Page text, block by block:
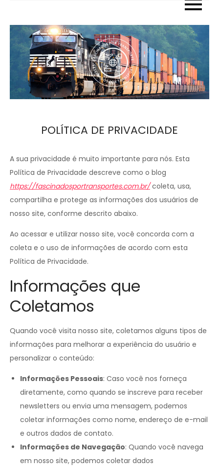
content
POLÍTICA DE PRIVACIDADE
A sua privacidade é muito importante para nós. Esta
Política de Privacidade descreve como o blog
https://fascinadosportransportes.com.br/coleta, usa,
compartilha e protege as informações dos usuários de
nosso site, conforme descrito abaixo.
Ao acessar e utilizar nosso site, você concorda com a
coleta e o uso de informações de acordo com esta
Política de Privacidade.
Informações que
Coletamos
Quando você visita nosso site, coletamos alguns tipos de
informações para melhorar a experiência do usuário e
personalizar o conteúdo:
Informações Pessoais: Caso você nos forneça
diretamente, como quando se inscreve para receber
newsletters ou envia uma mensagem, podemos
coletar informações como nome, endereço de e-mail
e outros dados de contato.
Informações de Navegação: Quando você navega
em nosso site, podemos coletar dados